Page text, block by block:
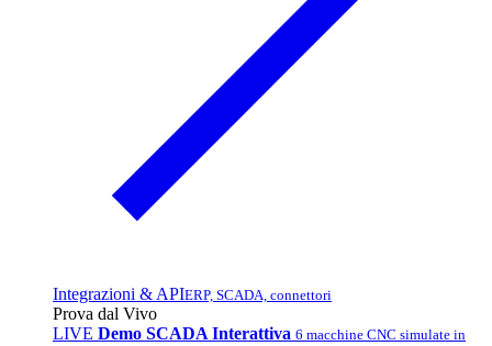
Integrazioni & APIERP, SCADA, connettori
Prova dal Vivo
LIVE Demo SCADA Interattiva 6 macchine CNC simulate in